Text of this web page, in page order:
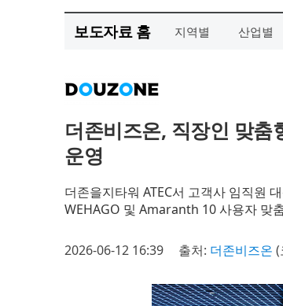
보도자료 홈 지역별 산업별
더존비즈온, 직장인 맞춤
운영
더존을지타워 ATEC서 고객사 임직원
WEHAGO 및 Amaranth 10 사용자 맞
2026-06-12 16:39 출처: 더존비즈온 (